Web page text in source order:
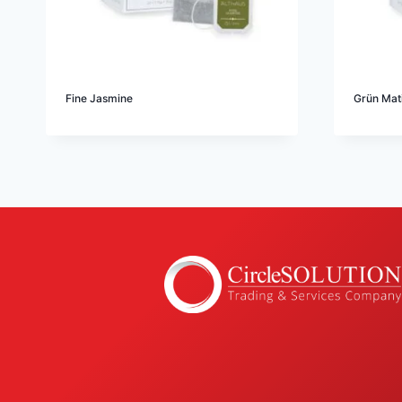
Fine Jasmine Grün